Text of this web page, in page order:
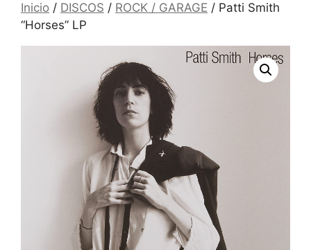
Inicio / DISCOS / ROCK / GARAGE / Patti Smith
“Horses” LP